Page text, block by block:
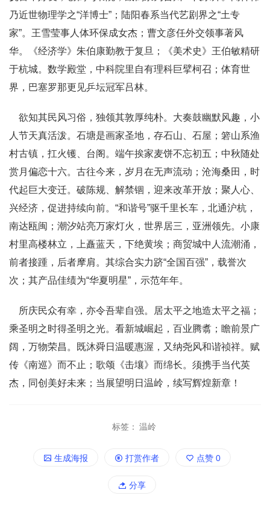
乃近世物理学之“洋博士”；陆阳春系当代艺剧界之“土专
家”。王雪莹事人体环保成女杰；曹文彦任外交领事著风
华。《经济学》朱伯康勤教于复旦；《美术史》王伯敏精研
于杭城。数学殿堂，中科院里自有理科巨擘柯召；体育世
界，巴塞罗那更见乒坛冠军吕林。
欲知其民风习俗，独领其敦厚纯朴。大奏鼓幽默风趣，小
人节天真活泼。石塘是画家圣地，存石山、石屋；箬山系渔
村古镇，扛火镬、台阁。端午挨家麦饼不忘初五；中秋随处
赏月偏恋十六。古往今来，岁月在无声流动；沧海桑田，时
代起巨大变迁。破陈规、解禁锢，迎来改革开放；聚人心、
兴经济，促进持续向前。“和谐号”驱千里长车，北通沪杭，
南达瓯闽；潮汐站亮万家灯火，世界居三，亚洲领先。小康
村里高楼林立，上矗蓝天，下绝黄埃；商贸城中人流潮涌，
前者接踵，后者摩肩。其综合实力跻“全国百强”，载誉次
次；其产品佳绩为“华夏明星”，示范年年。
所庆民众有幸，亦令吾辈自强。居太平之地造太平之福；
乘圣明之时得圣明之光。看新城崛起，百业腾翥；瞻前景广
阔，万物荣昌。既沐舜日温暖惠渥，又纳尧风和谐祯祥。赋
传《南巡》而不止；歌颂《击壤》而绵长。须携手当代英
杰，同创美好未来；当展望明日温岭，续写辉煌新章！
标签： 温岭
生成海报 打赏作者 点赞 0
分享
群晖 使用Windows的磁盘